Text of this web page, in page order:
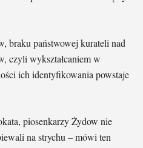
braku państwowej kurateli nad
czyli wykształcaniem w
ich identyfikowania powstaje
piosenkarzy Żydow nie
na strychu – mówi ten